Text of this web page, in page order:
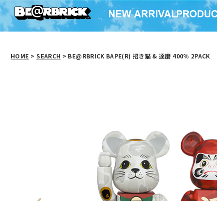
HOME > SEARCH > BE@RBRICK BAPE(R) 招き猫 & 達磨 400％ 2PACK